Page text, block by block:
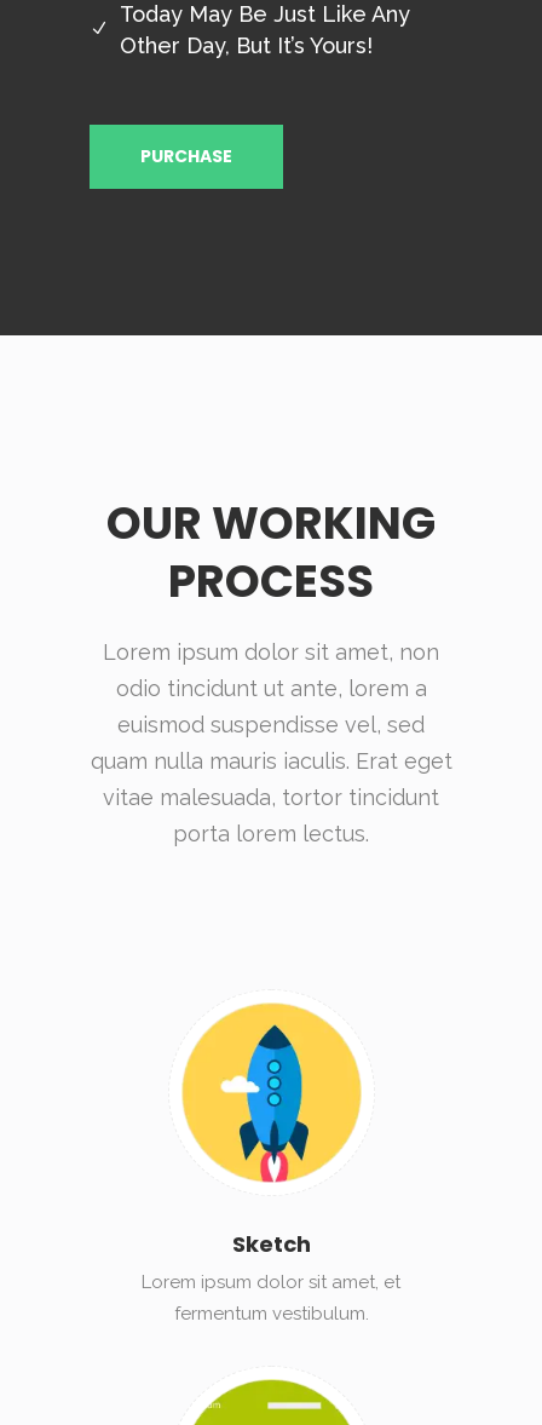
Today May Be Just Like Any
Other Day, But It’s Yours!
PURCHASE
OUR WORKING
PROCESS
Lorem ipsum dolor sit amet, non
odio tincidunt ut ante, lorem a
euismod suspendisse vel, sed
quam nulla mauris iaculis. Erat eget
vitae malesuada, tortor tincidunt
porta lorem lectus.
Sketch
Lorem ipsum dolor sit amet, et
fermentum vestibulum.